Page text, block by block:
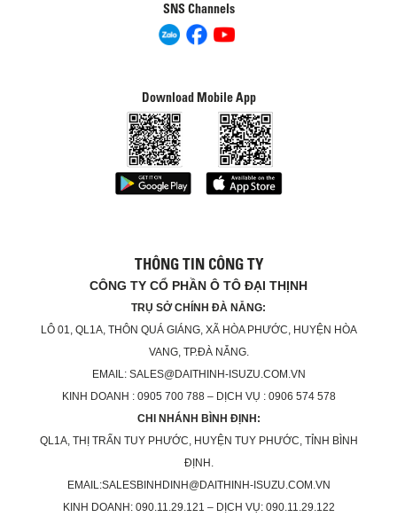
SNS Channels
Download Mobile App
THÔNG TIN CÔNG TY
CÔNG TY CỔ PHẦN Ô TÔ ĐẠI THỊNH
TRỤ SỞ CHÍNH ĐÀ NẴNG:
LÔ 01, QL1A, THÔN QUÁ GIÁNG, XÃ HÒA PHƯỚC, HUYỆN HÒA
VANG, TP.ĐÀ NẴNG.
EMAIL: SALES@DAITHINH-ISUZU.COM.VN
KINH DOANH : 0905 700 788 – DỊCH VỤ : 0906 574 578
CHI NHÁNH BÌNH ĐỊNH:
QL1A, THỊ TRẤN TUY PHƯỚC, HUYỆN TUY PHƯỚC, TỈNH BÌNH
ĐỊNH.
EMAIL:SALESBINHDINH@DAITHINH-ISUZU.COM.VN
KINH DOANH: 090.11.29.121 – DỊCH VỤ: 090.11.29.122